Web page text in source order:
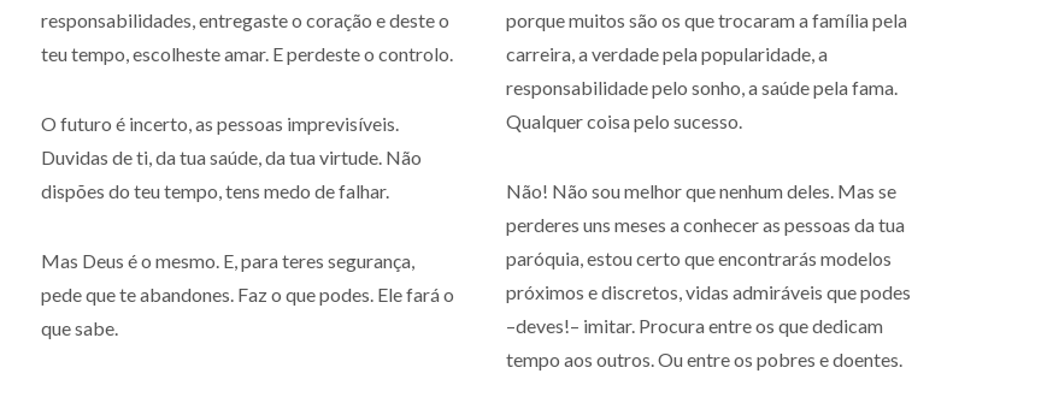
responsabilidades, entregaste o coração e deste o
teu tempo, escolheste amar. E perdeste o controlo.
O futuro é incerto, as pessoas imprevisíveis.
Duvidas de ti, da tua saúde, da tua virtude. Não
dispões do teu tempo, tens medo de falhar.
Mas Deus é o mesmo. E, para teres segurança,
pede que te abandones. Faz o que podes. Ele fará o
que sabe.
porque muitos são os que trocaram a família pela
carreira, a verdade pela popularidade, a
responsabilidade pelo sonho, a saúde pela fama.
Qualquer coisa pelo sucesso.
Não! Não sou melhor que nenhum deles. Mas se
perderes uns meses a conhecer as pessoas da tua
paróquia, estou certo que encontrarás modelos
próximos e discretos, vidas admiráveis que podes
–deves!– imitar. Procura entre os que dedicam
tempo aos outros. Ou entre os pobres e doentes.